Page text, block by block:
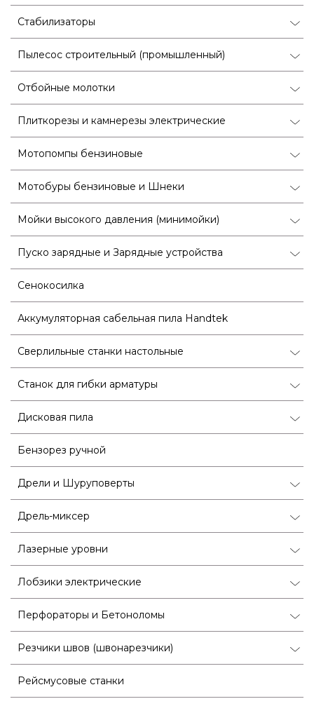
Стабилизаторы
Пылесос строительный (промышленный)
Отбойные молотки
Плиткорезы и камнерезы электрические
Мотопомпы бензиновые
Мотобуры бензиновые и Шнеки
Мойки высокого давления (минимойки)
Пуско зарядные и Зарядные устройства
Сенокосилка
Аккумуляторная сабельная пила Handtek
Сверлильные станки настольные
Станок для гибки арматуры
Дисковая пила
Бензорез ручной
Дрели и Шуруповерты
Дрель-миксер
Лазерные уровни
Лобзики электрические
Перфораторы и Бетоноломы
Резчики швов (швонарезчики)
Рейсмусовые станки